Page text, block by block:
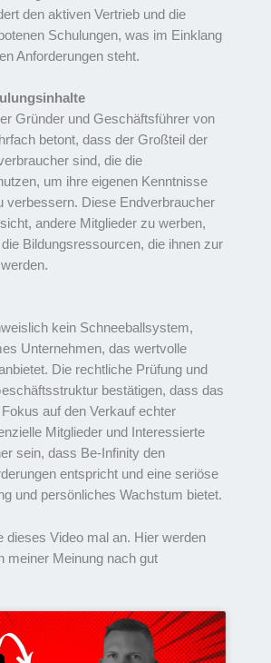
den aktiven Vertrieb und die
Schulungen, was im Einklang
Anforderungen steht.
Gründer und Geschäftsführer von
betont, dass der Großteil der
sind, die die
um ihre eigenen Kenntnisse
verbessern. Diese Endverbraucher
andere Mitglieder zu werben,
Bildungsressourcen, die ihnen zur
kein Schneeballsystem,
Unternehmen, das wertvolle
Die rechtliche Prüfung und
bestätigen, dass das
auf den Verkauf echter
Mitglieder und Interessierte
sein, dass Be-Infinity den
entspricht und eine seriöse
und persönliches Wachstum bietet.
dieses Video mal an. Hier werden
meiner Meinung nach gut